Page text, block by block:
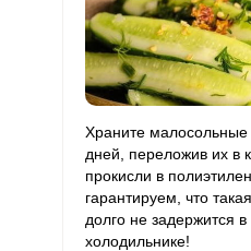
Храните
дней, переложив их в
прокисли в
гарантируем, что
долго не задержится
холодильнике!